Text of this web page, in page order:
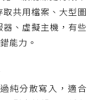
共用檔案、大型圖
、虛擬主機，有些
能力。
純分散寫入，適合